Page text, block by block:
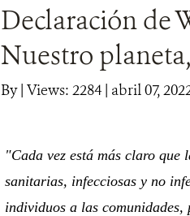
Declaración de
Nuestro
By| Views: 2284| abril 07,
"Cada vez está más claro que
sanitarias, infecciosas y no
individuos a las